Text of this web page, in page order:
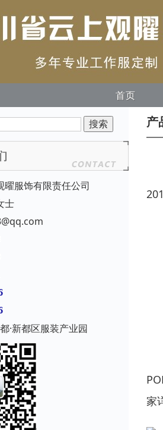
首页
曜服饰有限责任公司
士
·新都区服装产业园
产
家